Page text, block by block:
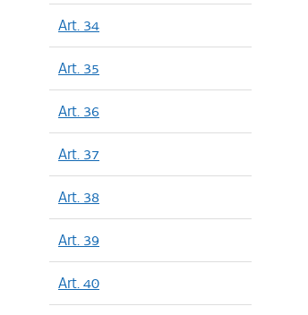
Art. 34
Art. 35
Art. 36
Art. 37
Art. 38
Art. 39
Art. 40